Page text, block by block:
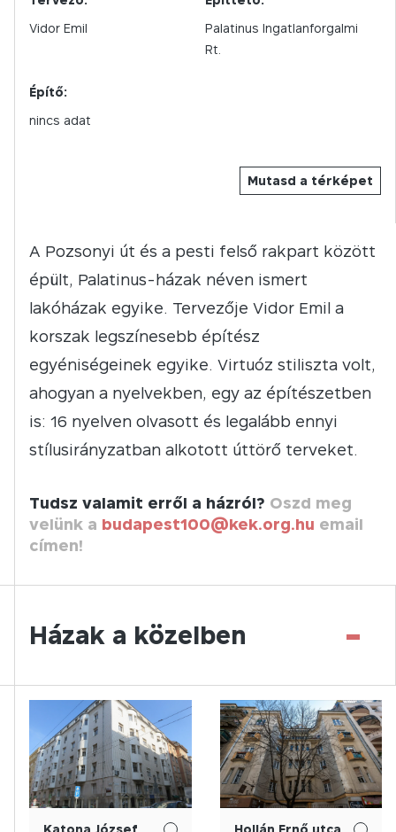
Mutasd a térképet
Vidor Emil
Palatinus Ingatlanforgalmi
Rt.
Építő:
nincs adat
A Pozsonyi út és a pesti felső rakpart között
épült, Palatinus-házak néven ismert
lakóházak egyike. Tervezője Vidor Emil a
korszak legszínesebb építész
egyéniségeinek egyike. Virtuóz stiliszta volt,
ahogyan a nyelvekben, egy az építészetben
is: 16 nyelven olvasott és legalább ennyi
stílusirányzatban alkotott úttörő terveket.
Tudsz valamit erről a házról? Oszd meg
velünk a budapest100@kek.org.hu email
címen!
Házak a közelben -